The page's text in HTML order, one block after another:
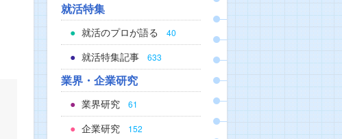
就活特集
就活のプロが語る 40
就活特集記事 633
業界・企業研究
業界研究 61
企業研究 152